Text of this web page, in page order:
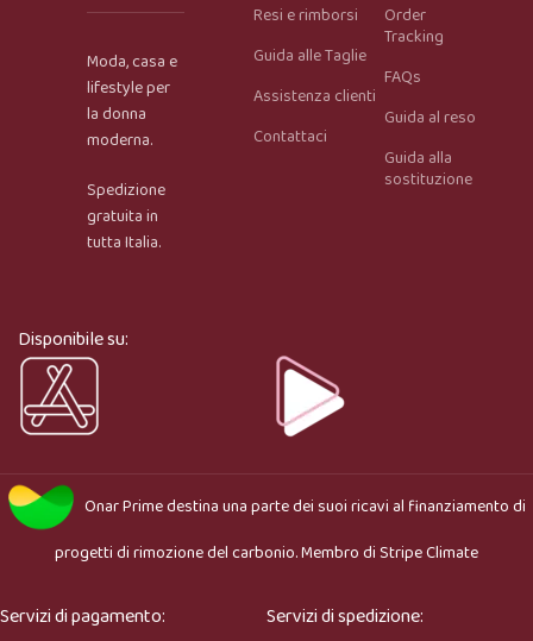
Onar AI Assistant
Moda, casa e
lifestyle per
la donna
moderna.
Spedizione
gratuita in
tutta Italia.
Resi e rimborsi
Guida alle Taglie
Assistenza clienti
Contattaci
Order
Tracking
FAQs
Guida al reso
Guida alla
sostituzione
Disponibile su:
Onar Primedestina una parte dei suoi ricavi al finanziamento di
progetti di rimozione del carbonio. Membro diStripe Climate
Servizi di pagamento: Servizi di spedizione: